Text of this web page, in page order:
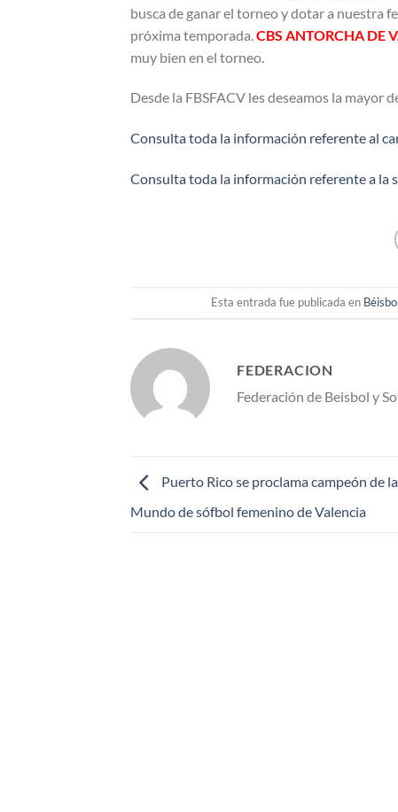
busca de ganar el torneo y dotar a nuestra
próxima temporada. CBS ANTORCHA DE
muy bien en el torneo.
Desde la FBSFACV les deseamos la mayor
Consulta toda la información referente al
Consulta toda la información referente a la
Esta entrada fue publicada en
FEDERACION
Federación de Beisbol y
Puerto Rico se proclama campeón de
Mundo de sófbol femenino de Valencia